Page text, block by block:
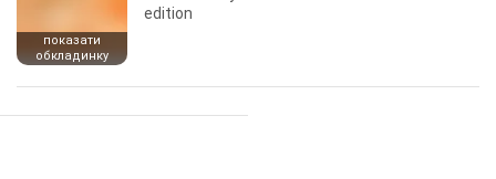
показати
обкладинку
edition